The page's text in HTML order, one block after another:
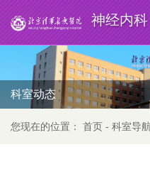
神经内科
科室动态
您现在的位置： 首页 - 科室导航